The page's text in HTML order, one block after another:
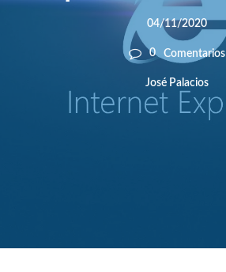
04/11/2020
0 Comentarios
José Palacios